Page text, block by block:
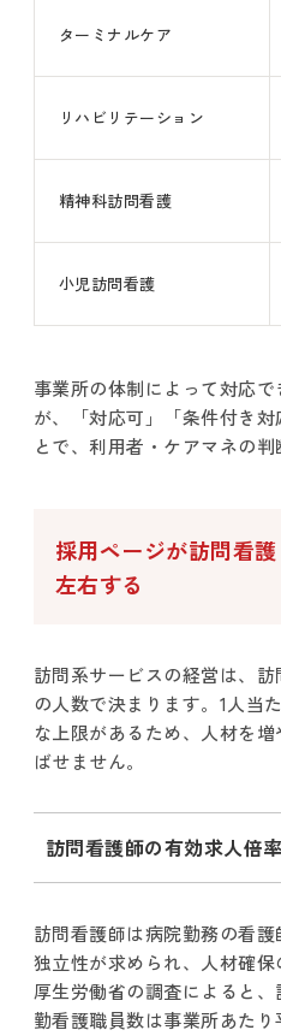
ターミナルケア
リハビリテーション
精神科訪問看護
小児訪問看護
事業所の体制によって対応
が、「対応可」「条件付き
とで、利用者・ケアマネの判
採用ページが訪問看
左右する
訪問系サービスの経営は、
の人数で決まります。1人当
な上限があるため、人材を
ばせません。
訪問看護師の有効求人倍
訪問看護師は病院勤務の看
独立性が求められ、人材確保
厚生労働省の調査によると
勤看護職員数は事業所あた